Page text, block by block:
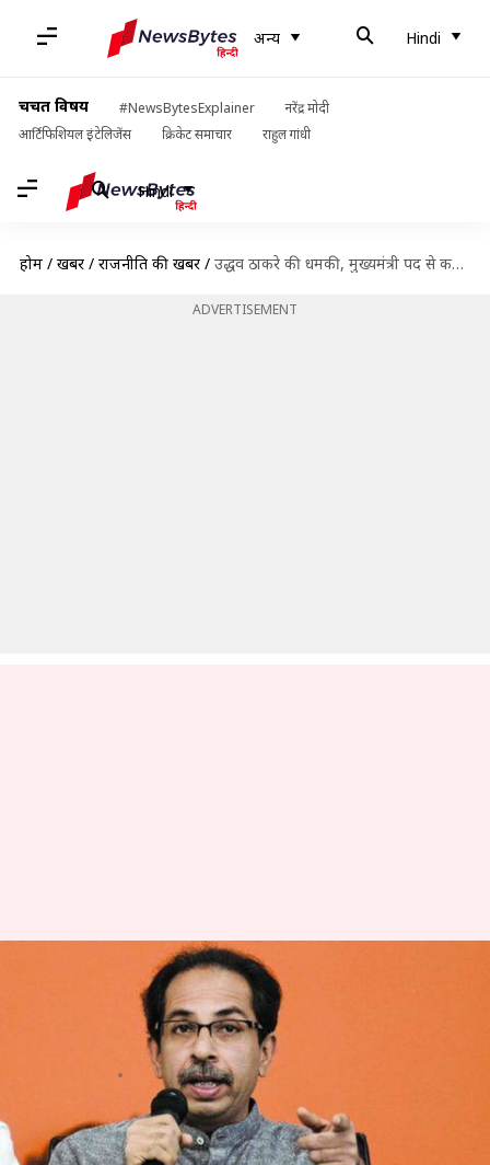
अन्य Hindi
चर्चित विषय #NewsBytesExplainer
नरेंद्र मोदी
आर्टिफिशियल इंटेलिजेंस
क्रिकेट समाचार राहुल गांधी
Hindi
होम / खबरें / राजनीति की खबरें / उद्धव ठाकरे की धमकी, मुख्यमंत्री पद से कम पर समझौता नहीं, करेंगे अन्य विकल्पों पर विचार
ADVERTISEMENT
उद्धव ठाकरे की धमकी, मुख्यमंत्री पद
से कम पर समझौता नहीं, करेंगे अन्य
विकल्पों पर विचार
Oct 27, 2019 11:06 am
क्या है खबर?